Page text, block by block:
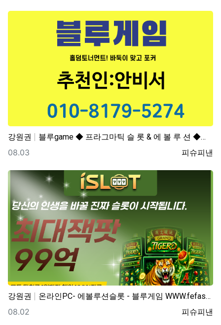
강원권 블루game ◆ 프라그마틱 슬 롯 & 에 볼 루 션 ◆…
등록자
피슈피낸
등록일
08.03
강원권 온라인PC- 에볼루션슬롯 - 블루게임 WWW.fefas…
등록자
피슈피낸
등록일
08.02